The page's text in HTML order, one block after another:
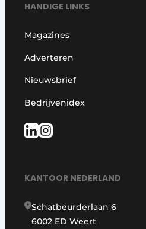
HANDIGE LINKS
Magazines
Adverteren
Nieuwsbrief
Bedrijvenidex
KANTOOR NEDERLAND
Schatbeurderlaan 6
6002 ED Weert